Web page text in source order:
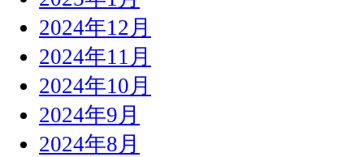
2024年12月
2024年11月
2024年10月
2024年9月
2024年8月